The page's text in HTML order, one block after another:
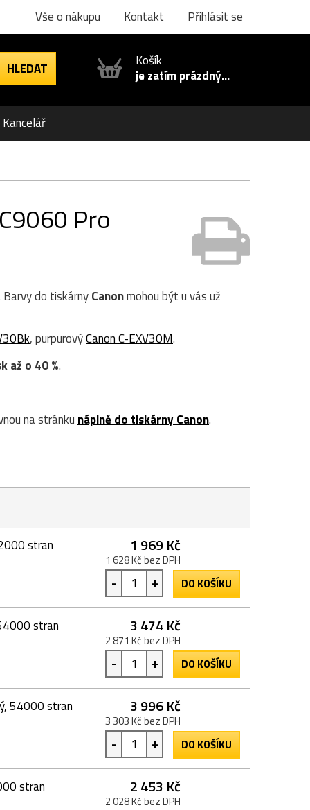
Vše o nákupu Kontakt Přihlásit se
Košík
je zatím prázdný...
Kancelář
Pro
Barvy do tiskárnyCanonmohou být u vás už
, purpurovýCanon C-EXV30M.
až o 40 %.
na stránku náplně do tiskárny Canon.
stran 1 969 Kč
1 628 Kč bez DPH
- + DO KOŠÍKU
stran 3 474 Kč
2 871 Kč bez DPH
- + DO KOŠÍKU
54000 stran 3 996 Kč
3 303 Kč bez DPH
- + DO KOŠÍKU
stran 2 453 Kč
2 028 Kč bez DPH